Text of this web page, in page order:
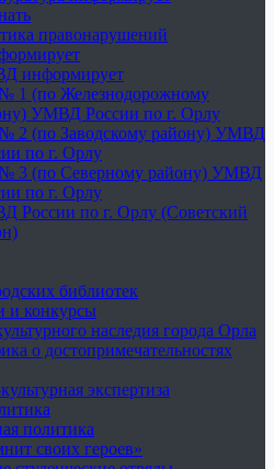
правонарушений
информирует
1 (по Железнодорожному
УМВД России по г. Орлу
2 (по Заводскому району) УМВД
по г. Орлу
3 (по Северному району) УМВД
по г. Орлу
России по г. Орлу (Советский
библиотек
и конкурсы
наследия города Орла
о достопримечательностях
экспертиза
политика
своих героев»